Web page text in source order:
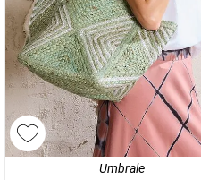
Umbrale